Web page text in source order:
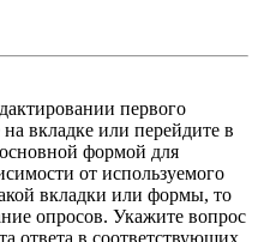
первого
вкладке или перейдите в
формой для
от используемого
вкладки или формы, то
опросов. Укажите вопрос
ответа в соответствующих